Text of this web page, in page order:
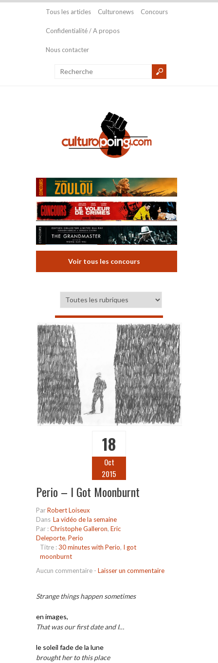
Tous les articles Culturonews Concours
Confidentialité / A propos
Nous contacter
Voir tous les concours
18
Oct
2015
Perio – I Got Moonburnt
ParRobert Loiseux
Dans La vidéo de la semaine
Par :Christophe Galleron, Eric
Deleporte, Perio
Titre :30 minutes with Perio, I got
moonburnt
Aucun commentaire - Laisser un commentaire
Strange things happen sometimes
en images,
That was our first date and I…
le soleil fade de la lune
brought her to this place